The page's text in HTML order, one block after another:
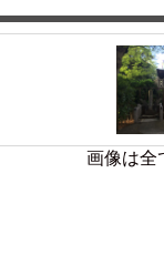
画像は全